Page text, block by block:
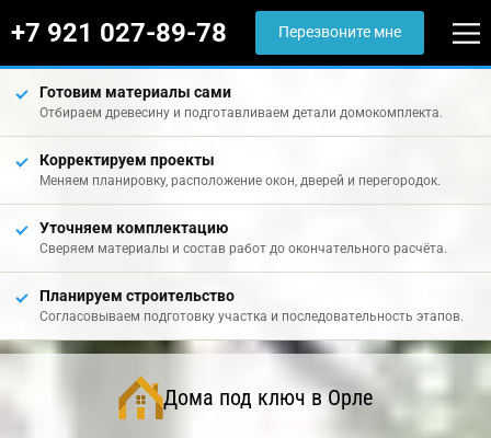
+7 921 027-89-78 Перезвоните мне
Готовим материалы сами
Отбираем древесину и подготавливаем детали домокомплекта.
Корректируем проекты
Меняем планировку, расположение окон, дверей и перегородок.
Уточняем комплектацию
Сверяем материалы и состав работ до окончательного расчёта.
Планируем строительство
Согласовываем подготовку участка и последовательность этапов.
Дома под ключ в Орле